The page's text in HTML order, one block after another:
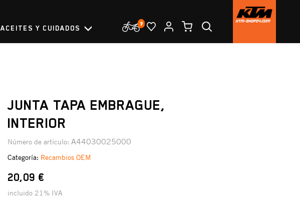
ACEITES Y CUIDADOS
JUNTA TAPA EMBRAGUE,
INTERIOR
Número de artículo: A44030025000
Categoría: Recambios OEM
20,09 €
incluido 21% IVA